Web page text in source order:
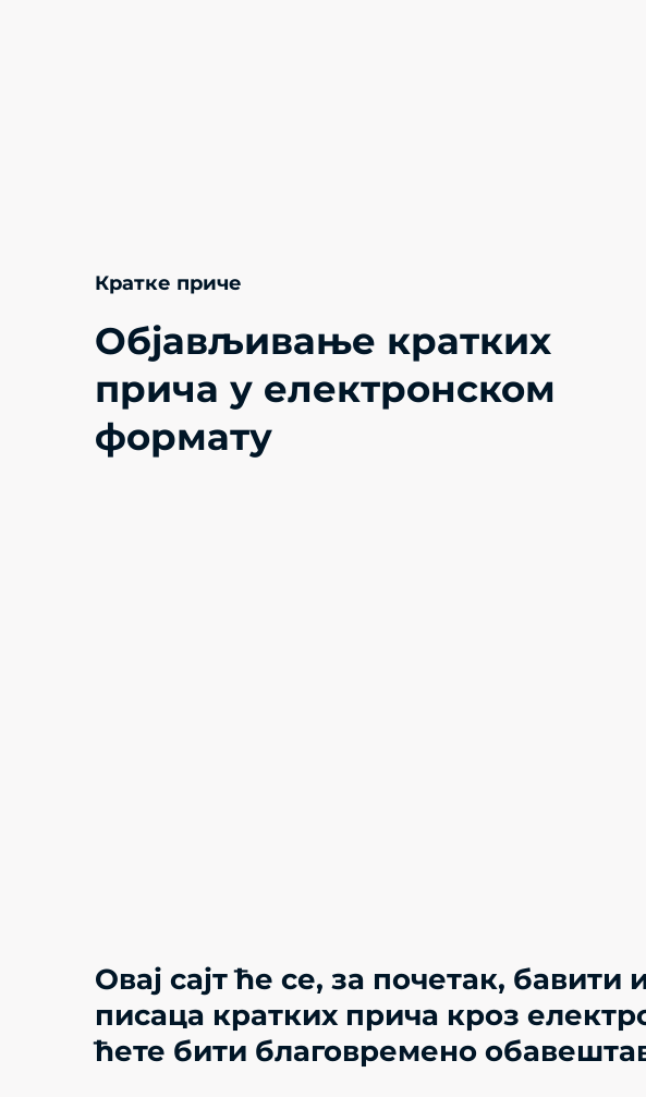
Кратке приче
Објављивање кратких
прича у електронском
формату
Овај сајт ће се, за почетак,
писаца кратких прича кроз
ћете бити благовремено